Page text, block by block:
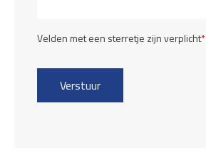
Velden met een sterretje zijn verplicht*